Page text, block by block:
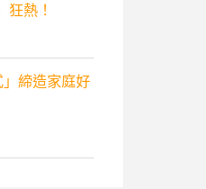
狂熱！
」締造家庭好